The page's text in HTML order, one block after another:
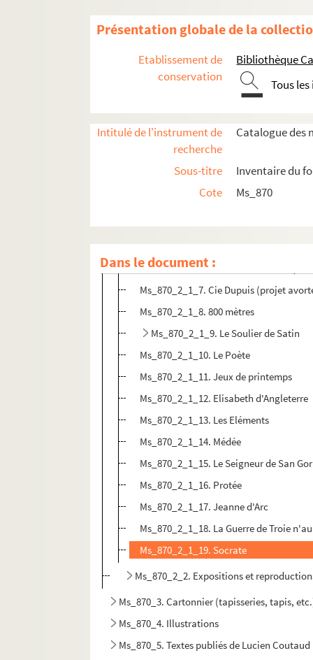
Présentation globale de la
Etablissement de
conservation
Bibliothèque
Tous
Intitulé de l'instrument de
recherche
Catalogue des
Sous-titre
Inventaire du
Cote
Ms_870
Dans le document :
Ms_870_2_1. Pièces de théâtre
Ms_870_2_1_4. Plutus « l'or »
Ms_870_2_1_5. As you like it
Ms_870_2_1_6. Variations romantiques
Ms_870_2_1_7. Cie Dupuis (projet
Ms_870_2_1_8. 800 mètres
Ms_870_2_1_9. Le Soulier de Satin
Ms_870_2_1_10. Le Poète
Ms_870_2_1_11. Jeux de printemps
Ms_870_2_1_12. Elisabeth d'Angleterre
Ms_870_2_1_13. Les Eléments
Ms_870_2_1_14. Médée
Ms_870_2_1_15. Le Seigneur de San Gor
Ms_870_2_1_16. Protée
Ms_870_2_1_17. Jeanne d'Arc
Ms_870_2_1_18. La Guerre de Troie
Ms_870_2_1_19. Socrate
Ms_870_2_2. Expositions et
Ms_870_3. Cartonnier (tapisseries, tapis,
Ms_870_4. Illustrations
Ms_870_5. Textes publiés de Lucien Coutaud